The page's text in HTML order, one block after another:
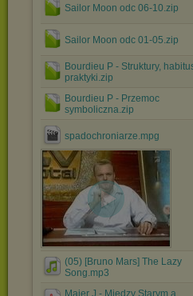
Sailor Moon odc 06-10.zip
Sailor Moon odc 01-05.zip
Bourdieu P - Struktury,
praktyki.zip
Bourdieu P - Przemoc
symboliczna.zip
spadochroniarze.mpg
(05) [Bruno Mars] The Lazy
Song.mp3
Maier J - Między Starym a